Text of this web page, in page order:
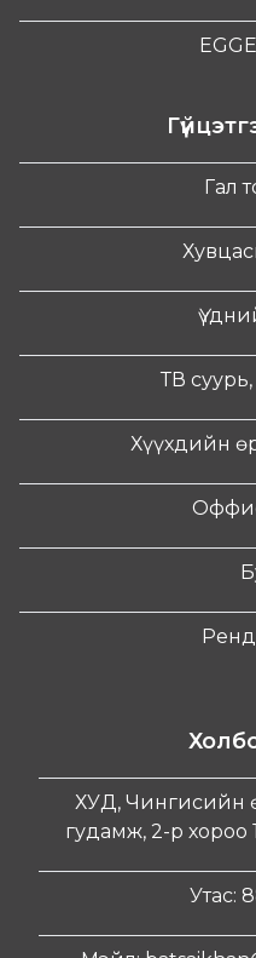
Гал
ТВ
Хүүхдийн
ХУД, Чингисийн
гудамж, 2-р хороо
Утас: